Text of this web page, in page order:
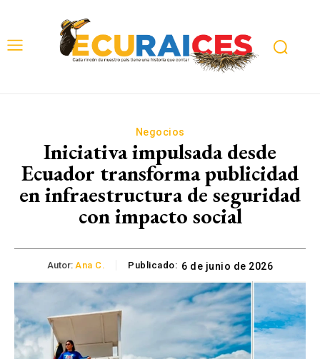
Negocios
Iniciativa impulsada desde
Ecuador transforma publicidad
en infraestructura de seguridad
con impacto social
Autor: Ana C. Publicado: 6 de junio de 2026